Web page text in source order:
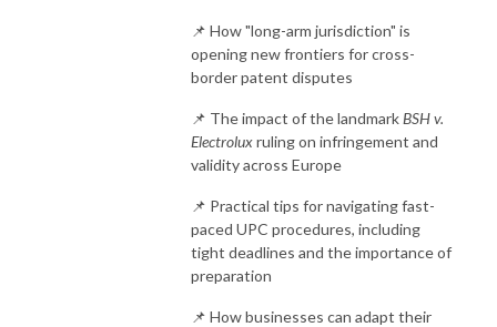
📌 How "long-arm jurisdiction" is
opening new frontiers for cross-
border patent disputes
📌 The impact of the landmarkBSH v.
Electroluxruling on infringement and
validity across Europe
📌 Practical tips for navigating fast-
paced UPC procedures, including
tight deadlines and the importance of
preparation
📌 How businesses can adapt their